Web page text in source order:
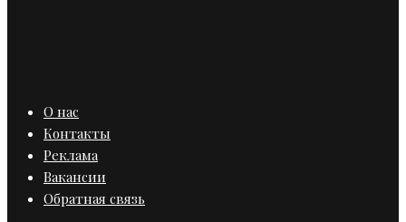
О нас
Контакты
Реклама
Вакансии
Обратная связь